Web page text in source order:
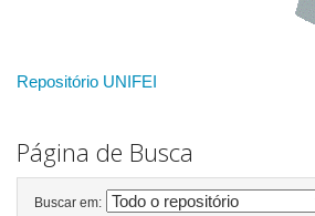
Repositório UNIFEI
Página de Busca
Buscar em: